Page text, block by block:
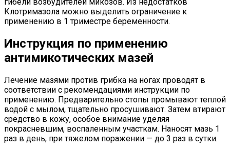
Клотримазола можно выделить ограничение к
применению в 1 триместре беременности.
Инструкция по применению
антимикотических мазей
Лечение мазями против грибка на ногах проводят в
соответствии с рекомендациями инструкции по
применению. Предварительно стопы промывают теплой
водой с мылом, тщательно просушивают. Затем втирают
средство в кожу, особое внимание уделяя
покрасневшим, воспаленным участкам. Наносят мазь 1
раз в день, при тяжелом поражении — до 3 раз в сутки.